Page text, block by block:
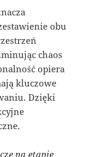
obu
chaos
opiera
kluczowe
Dzięki
na etapie